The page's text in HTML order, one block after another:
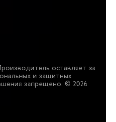
оставляет за
и защитных
запрещено. © 2026